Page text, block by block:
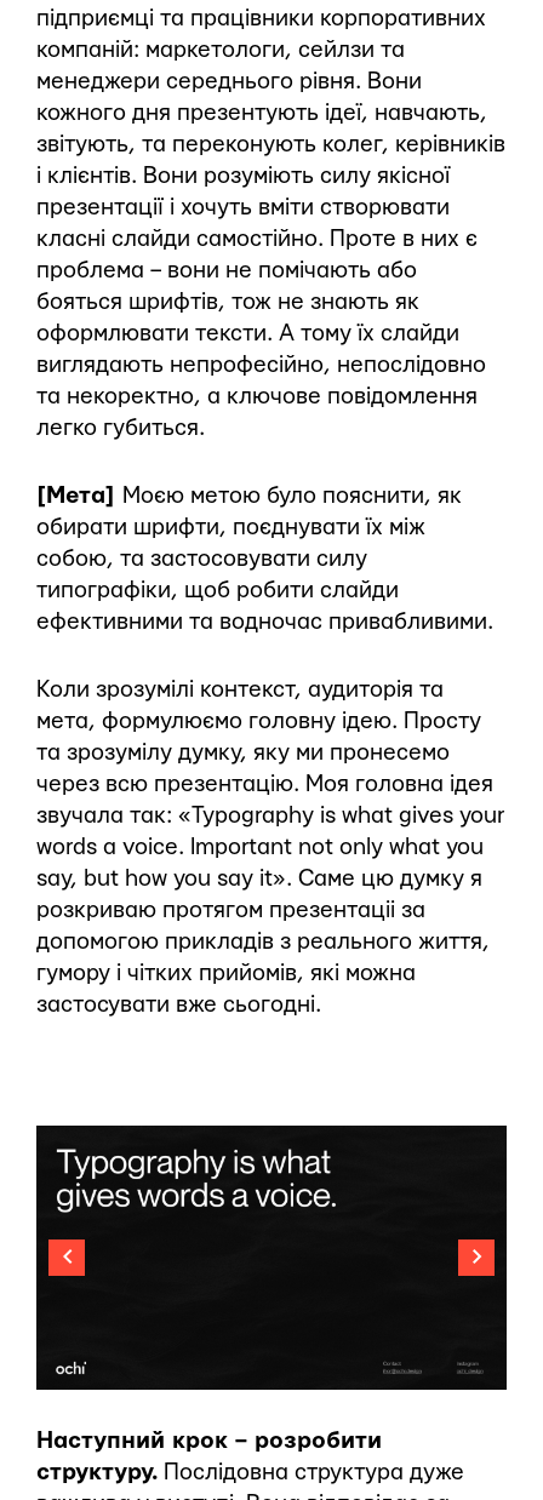
підприємці та працівники корпоративних
компаній: маркетологи, сейлзи та
менеджери середнього рівня. Вони
кожного дня презентують ідеї, навчають,
звітують, та переконують колег, керівників
і клієнтів. Вони розуміють силу якісної
презентації і хочуть вміти створювати
класні слайди самостійно. Проте в них є
проблема – вони не помічають або
бояться шрифтів, тож не знають як
оформлювати тексти. А тому їх слайди
виглядають непрофесійно, непослідовно
та некоректно, а ключове повідомлення
легко губиться.
[Мета]
Моєю метою було пояснити, як
обирати шрифти, поєднувати їх між
собою, та застосовувати силу
типографіки, щоб робити слайди
ефективними та водночас привабливими.
Коли зрозумілі контекст, аудиторія та
мета, формулюємо головну ідею. Просту
та зрозумілу думку, яку ми пронесемо
через всю презентацію. Моя головна ідея
звучала так: «Typography is what gives your
words a voice. Important not only what you
say, but how you say it». Саме цю думку я
розкриваю протягом презентаціі за
допомогою прикладів з реального життя,
гумору і чітких прийомів, які можна
застосувати вже сьогодні.
Наступний крок – розробити
структуру. Послідовна структура дуже